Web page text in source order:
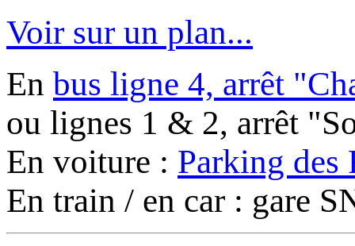
Voir sur un plan...
En bus ligne 4, arrêt
ou lignes 1 & 2, arrêt
En voiture : Parking des
En train / en car : gare